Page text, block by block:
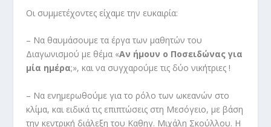
Οι συμμετέχοντες είχαμε την ευκαιρία:
– Να θαυμάσουμε τα έργα των μαθητών του
Διαγωνισμού με θέμα «Αν ήμουν ο Ποσειδώνας για
μία ημέρα;», και να συγχαρούμε τις δύο νικήτριες !
– Να ενημερωθούμε για το ρόλο των ωκεανών στο
κλίμα, και ειδικά τις επιπτώσεις στη Μεσόγειο, με βάση
την κεντρική διάλεξη του Καθηγ. Μιχάλη Σκούλλου. Η